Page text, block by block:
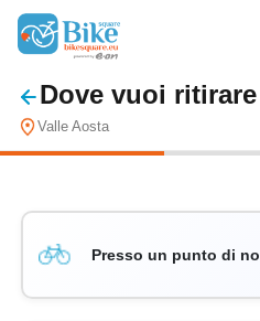
Dove vuoi
Valle Aosta
Presso un punto di